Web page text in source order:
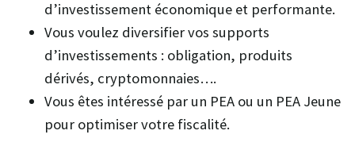
d’investissement économique et performante.
Vous voulez diversifier vos supports
d’investissements : obligation, produits
dérivés, cryptomonnaies….
Vous êtes intéressé par un PEA ou un PEA Jeune
pour optimiser votre fiscalité.